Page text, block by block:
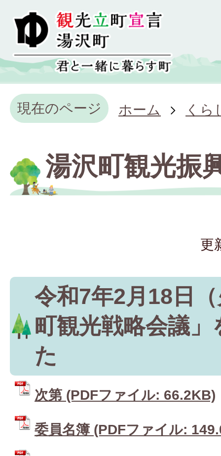
現在のページ ホーム くら
湯沢町観光振
更
令和7年2月18日
町観光戦略会議
た
次第 (PDFファイル: 66.2KB)
委員名簿 (PDFファイル: